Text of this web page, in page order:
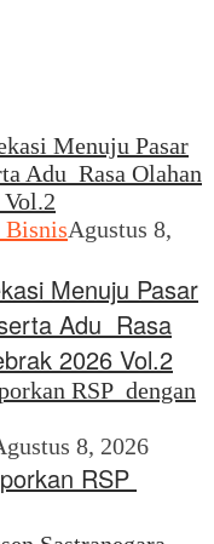
Agustus 8,
Menuju Pasar
Adu Rasa
2026 Vol.2
8, 2026
RSP